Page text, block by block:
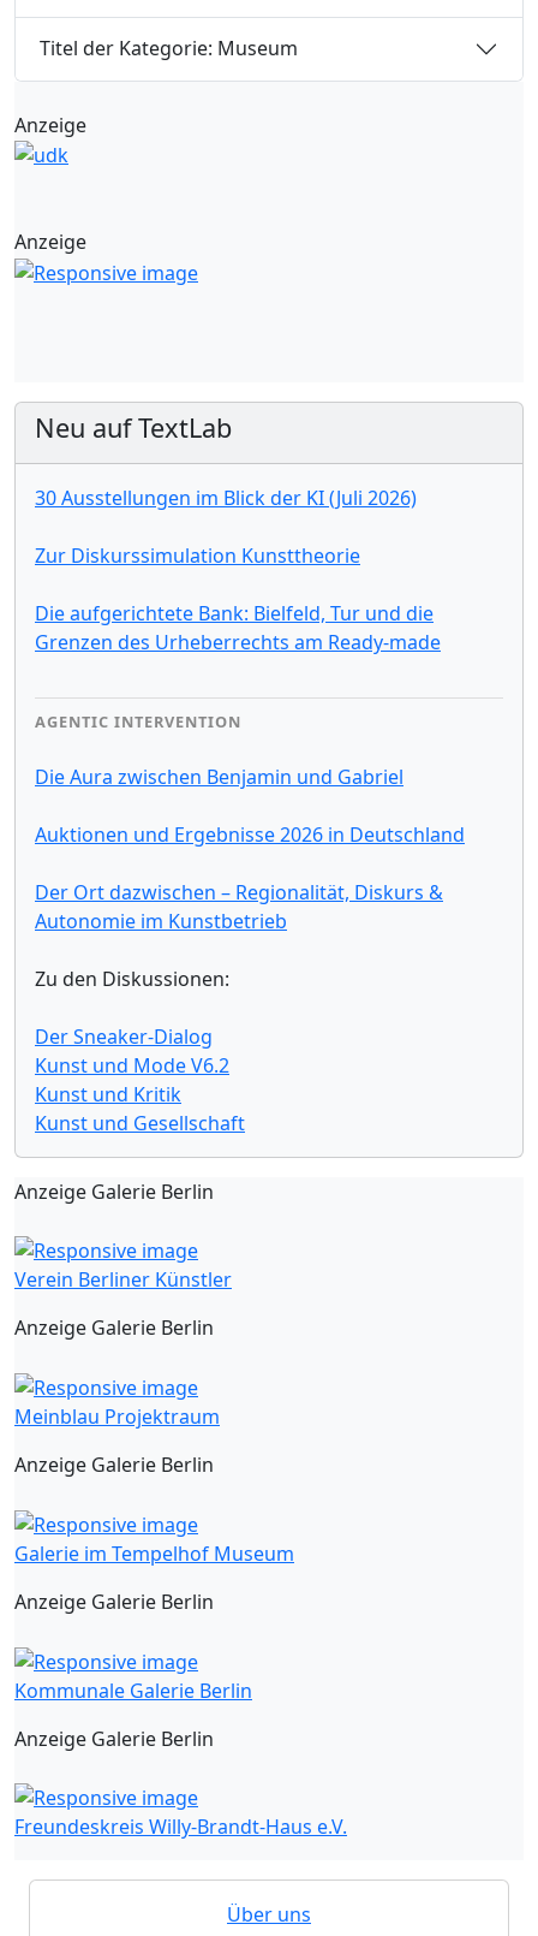
Titel der Kategorie: Museum
Anzeige
Anzeige
Neu auf TextLab
30 Ausstellungen im Blick der KI (Juli 2026)
Zur Diskurssimulation Kunsttheorie
Die aufgerichtete Bank: Bielfeld, Tur und die
Grenzen des Urheberrechts am Ready-made
AGENTIC INTERVENTION
Die Aura zwischen Benjamin und Gabriel
Auktionen und Ergebnisse 2026 in Deutschland
Der Ort dazwischen – Regionalität, Diskurs &
Autonomie im Kunstbetrieb
Zu den Diskussionen:
Der Sneaker-Dialog
Kunst und Mode V6.2
Kunst und Kritik
Kunst und Gesellschaft
Anzeige Galerie Berlin
Verein Berliner Künstler
Anzeige Galerie Berlin
Meinblau Projektraum
Anzeige Galerie Berlin
Galerie im Tempelhof Museum
Anzeige Galerie Berlin
Kommunale Galerie Berlin
Anzeige Galerie Berlin
Freundeskreis Willy-Brandt-Haus e.V.
Über uns